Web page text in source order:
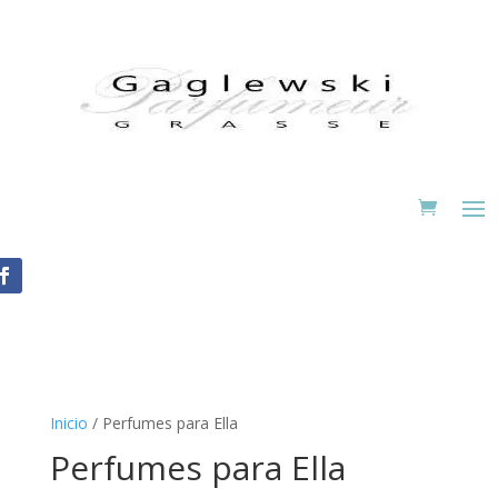
Inicio / Perfumes para Ella
Perfumes para Ella